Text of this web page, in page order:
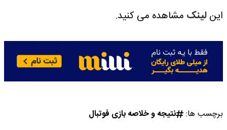
اینلینک مشاهده می کنید.
برچسب ها: نتیجه و خلاصه بازی فوتبال